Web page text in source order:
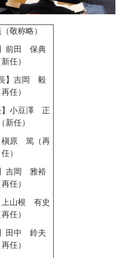
敬称略）
】前田 保典
新任）
長】吉岡 毅
再任）
】小豆澤 正
新任）
槇原 篤（再
任）
】吉岡 雅裕
再任）
上山根 有史
再任）
】田中 鈴夫
再任）